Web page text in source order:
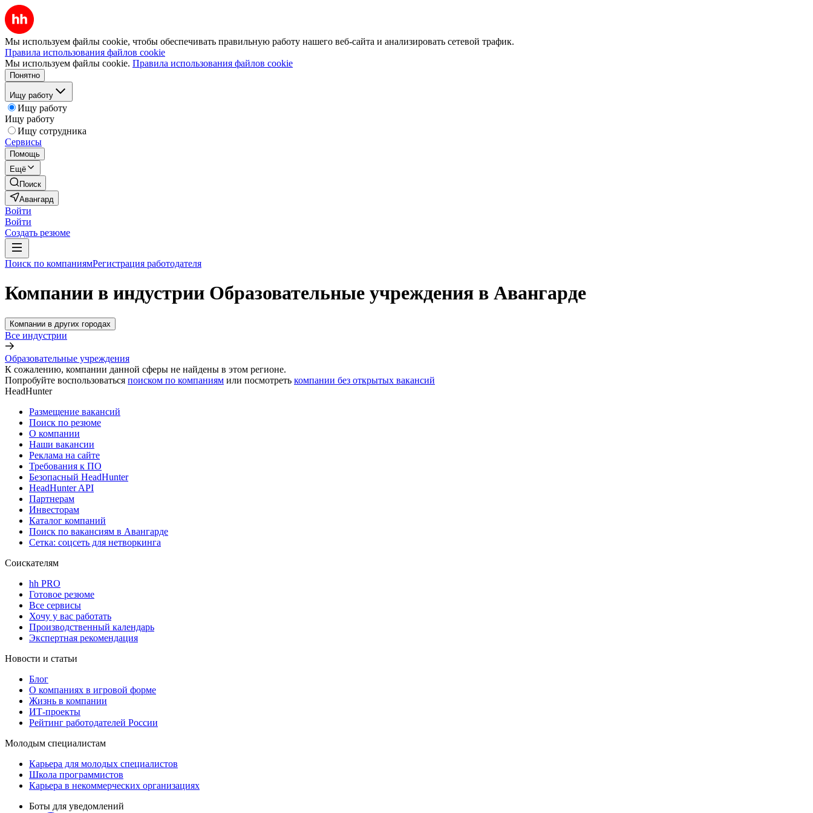
Мы используем файлы cookie, чтобы обеспечивать правильную работу нашего веб-сайта и анализировать сетевой трафик.
Правила использования файлов cookie
Мы используем файлы cookie. Правила использования файлов cookie
Понятно
Ищу работу
Ищу работу
Ищу работу
Ищу сотрудника
Сервисы
Помощь
Ещё
Поиск
Авангард
Войти
Войти
Создать резюме
Поиск по компаниямРегистрация работодателя
Компании в индустрии Образовательные учреждения в Авангарде
Компании в других городах
Все индустрии
Образовательные учреждения
К сожалению, компании данной сферы не найдены в этом регионе.
Попробуйте воспользоваться поиском по компаниям или посмотреть компании без открытых вакансий
HeadHunter
Размещение вакансий
Поиск по резюме
О компании
Наши вакансии
Реклама на сайте
Требования к ПО
Безопасный HeadHunter
HeadHunter API
Партнерам
Инвесторам
Каталог компаний
Поиск по вакансиям в Авангарде
Сетка: соцсеть для нетворкинга
Соискателям
hh PRO
Готовое резюме
Все сервисы
Хочу у вас работать
Производственный календарь
Экспертная рекомендация
Новости и статьи
Блог
О компаниях в игровой форме
Жизнь в компании
ИТ-проекты
Рейтинг работодателей России
Молодым специалистам
Карьера для молодых специалистов
Школа программистов
Карьера в некоммерческих организациях
Боты для уведомлений